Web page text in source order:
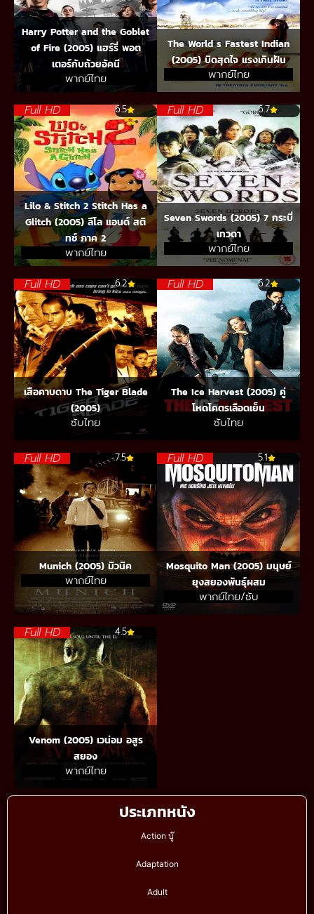
ประเภทหนัง
Action บู๊
Adaptation
Adult
Harry Potter and the Goblet
of Fire (2005) แฮร์รี่ พอต
เตอร์กับถ้วยอัคนี
พากย์ไทย
The World s Fastest Indian
(2005) บิดสุดใจ แรงเกินฝัน
พากย์ไทย
Full HD 6.5
Lilo & Stitch 2 Stitch Has a
Glitch (2005) ลีโล แอนด์ สติ
ทช์ ภาค 2
พากย์ไทย
Full HD 6.7
Seven Swords (2005) 7 กระบี่
เทวดา
พากย์ไทย
Full HD 6.2
เสือคาบดาบ The Tiger Blade
(2005)
ซับไทย
Full HD 6.2
The Ice Harvest (2005) คู่
โหดโคตรเลือดเย็น
ซับไทย
Full HD 7.5
Munich (2005) มิวนิค
พากย์ไทย
Full HD 5.1
Mosquito Man (2005) มนุษย์
ยุงสยองพันธุ์ผสม
พากย์ไทย/ซับ
Full HD 4.5
Venom (2005) เวน่อม อสูร
สยอง
พากย์ไทย